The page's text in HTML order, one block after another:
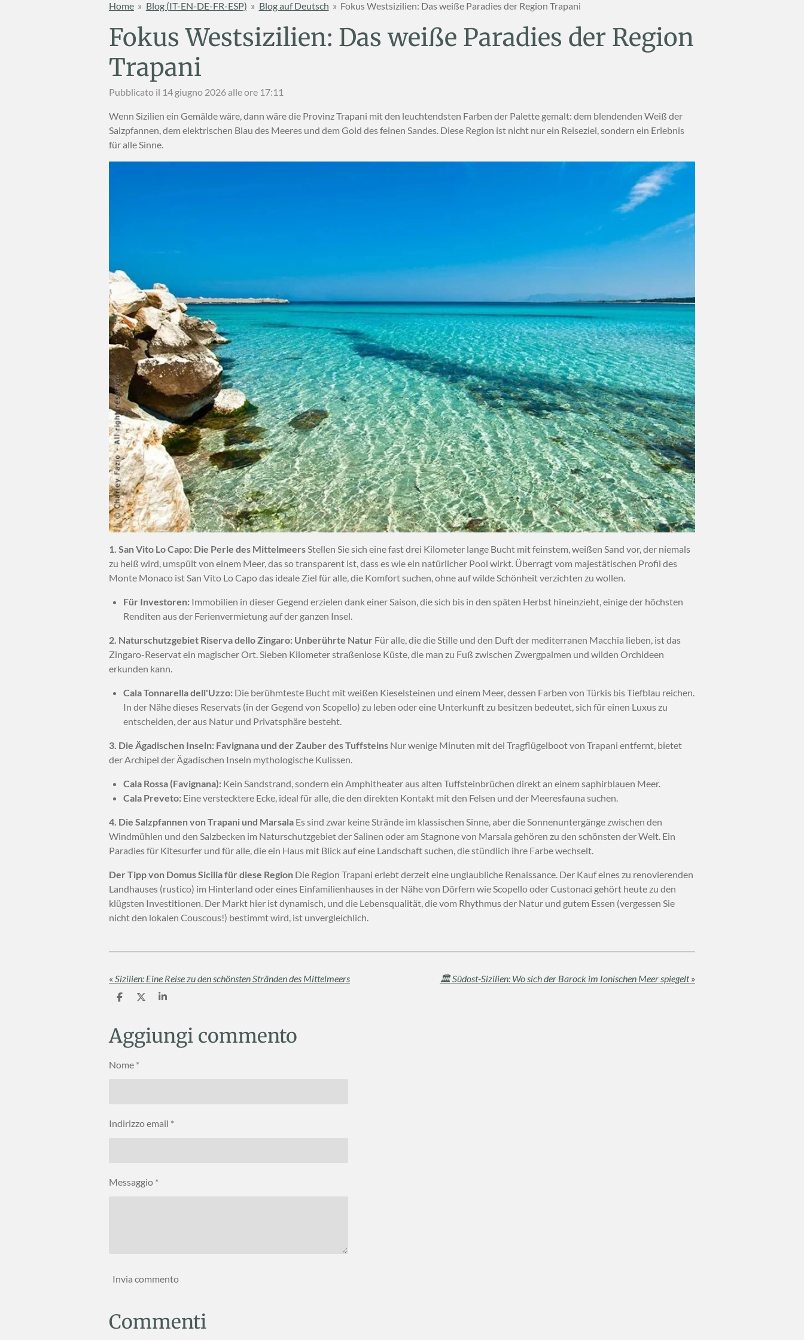
Home » Blog (IT-EN-DE-FR-ESP) » Blog auf Deutsch » Fokus Westsizilien: Das weiße Paradies der Region Trapani
Fokus Westsizilien: Das weiße Paradies der Region
Trapani
Pubblicato il 14 giugno 2026 alle ore 17:11
Wenn Sizilien ein Gemälde wäre, dann wäre die Provinz Trapani mit den leuchtendsten Farben der Palette gemalt: dem blendenden Weiß der
Salzpfannen, dem elektrischen Blau des Meeres und dem Gold des feinen Sandes. Diese Region ist nicht nur ein Reiseziel, sondern ein Erlebnis
für alle Sinne.
1. San Vito Lo Capo: Die Perle des MittelmeersStellen Sie sich eine fast drei Kilometer lange Bucht mit feinstem, weißen Sand vor, der niemals
zu heiß wird, umspült von einem Meer, das so transparent ist, dass es wie ein natürlicher Pool wirkt. Überragt vom majestätischen Profil des
Monte Monaco ist San Vito Lo Capo das ideale Ziel für alle, die Komfort suchen, ohne auf wilde Schönheit verzichten zu wollen.
Für Investoren: Immobilien in dieser Gegend erzielen dank einer Saison, die sich bis in den späten Herbst hineinzieht, einige der höchsten
Renditen aus der Ferienvermietung auf der ganzen Insel.
2. Naturschutzgebiet Riserva dello Zingaro: Unberührte Natur Für alle, die die Stille und den Duft der mediterranen Macchia lieben, ist das
Zingaro-Reservat ein magischer Ort. Sieben Kilometer straßenlose Küste, die man zu Fuß zwischen Zwergpalmen und wilden Orchideen
erkunden kann.
Cala Tonnarella dell'Uzzo: Die berühmteste Bucht mit weißen Kieselsteinen und einem Meer, dessen Farben von Türkis bis Tiefblau reichen.
In der Nähe dieses Reservats (in der Gegend von Scopello) zu leben oder eine Unterkunft zu besitzen bedeutet, sich für einen Luxus zu
entscheiden, der aus Natur und Privatsphäre besteht.
3. Die Ägadischen Inseln: Favignana und der Zauber des Tuffsteins Nur wenige Minuten mit del Tragflügelboot von Trapani entfernt, bietet
der Archipel der Ägadischen Inseln mythologische Kulissen.
Cala Rossa (Favignana): Kein Sandstrand, sondern ein Amphitheater aus alten Tuffsteinbrüchen direkt an einem saphirblauen Meer.
Cala Preveto: Eine verstecktere Ecke, ideal für alle, die den direkten Kontakt mit den Felsen und der Meeresfauna suchen.
4. Die Salzpfannen von Trapani und Marsala Es sind zwar keine Strände im klassischen Sinne, aber die Sonnenuntergänge zwischen den
Windmühlen und den Salzbecken im Naturschutzgebiet der Salinen oder am Stagnone von Marsala gehören zu den schönsten der Welt. Ein
Paradies für Kitesurfer und für alle, die ein Haus mit Blick auf eine Landschaft suchen, die stündlich ihre Farbe wechselt.
Der Tipp von Domus Sicilia für diese Region Die Region Trapani erlebt derzeit eine unglaubliche Renaissance. Der Kauf eines zu renovierenden
Landhauses (rustico) im Hinterland oder eines Einfamilienhauses in der Nähe von Dörfern wie Scopello oder Custonaci gehört heute zu den
klügsten Investitionen. Der Markt hier ist dynamisch, und die Lebensqualität, die vom Rhythmus der Natur und gutem Essen (vergessen Sie
nicht den lokalen Couscous!) bestimmt wird, ist unvergleichlich.
« Sizilien: Eine Reise zu den schönsten Stränden des Mittelmeers 🏛️ Südost-Sizilien: Wo sich der Barock im Ionischen Meer spiegelt »
C
i
d
C
d
i
v
C
Aggiungi commento
Nome *
Indirizzo email *
Messaggio *
Invia commento
Commenti